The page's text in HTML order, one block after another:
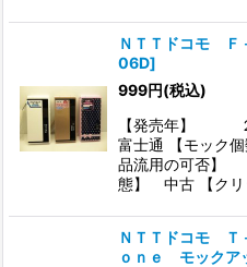
ＮＴＴドコモ Ｆ
06D]
999円(税込)
【発売年】
富士通 【モック
品流用の可否】
態】 中古 【クリ
ＮＴＴドコモ
ｏｎｅ モックア